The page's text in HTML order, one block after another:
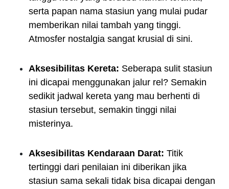
serta papan nama stasiun yang mulai pudar
memberikan nilai tambah yang tinggi.
Atmosfer nostalgia sangat krusial di sini.
Aksesibilitas Kereta: Seberapa sulit stasiun
ini dicapai menggunakan jalur rel? Semakin
sedikit jadwal kereta yang mau berhenti di
stasiun tersebut, semakin tinggi nilai
misterinya.
Aksesibilitas Kendaraan Darat: Titik
tertinggi dari penilaian ini diberikan jika
stasiun sama sekali tidak bisa dicapai dengan